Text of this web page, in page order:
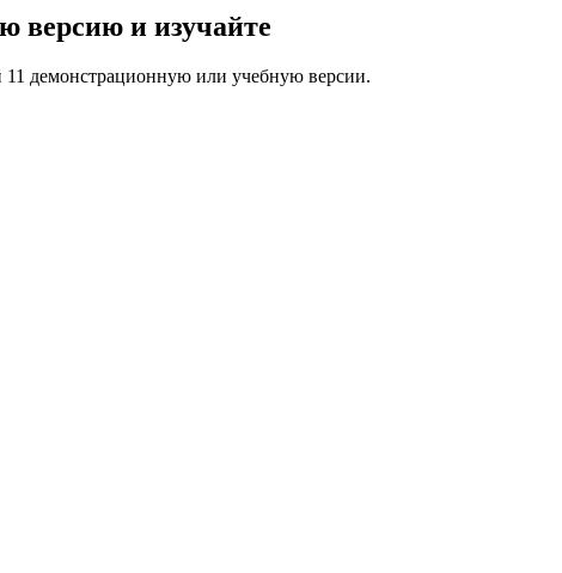
версию и изучайте
11 демонстрационную или учебную версии.